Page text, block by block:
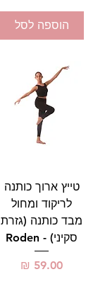
הוספה לסל
טייץ ארוך כותנה
לריקוד ומחול
מבד כותנה (גזרת
סקיני) - Roden
מחיר